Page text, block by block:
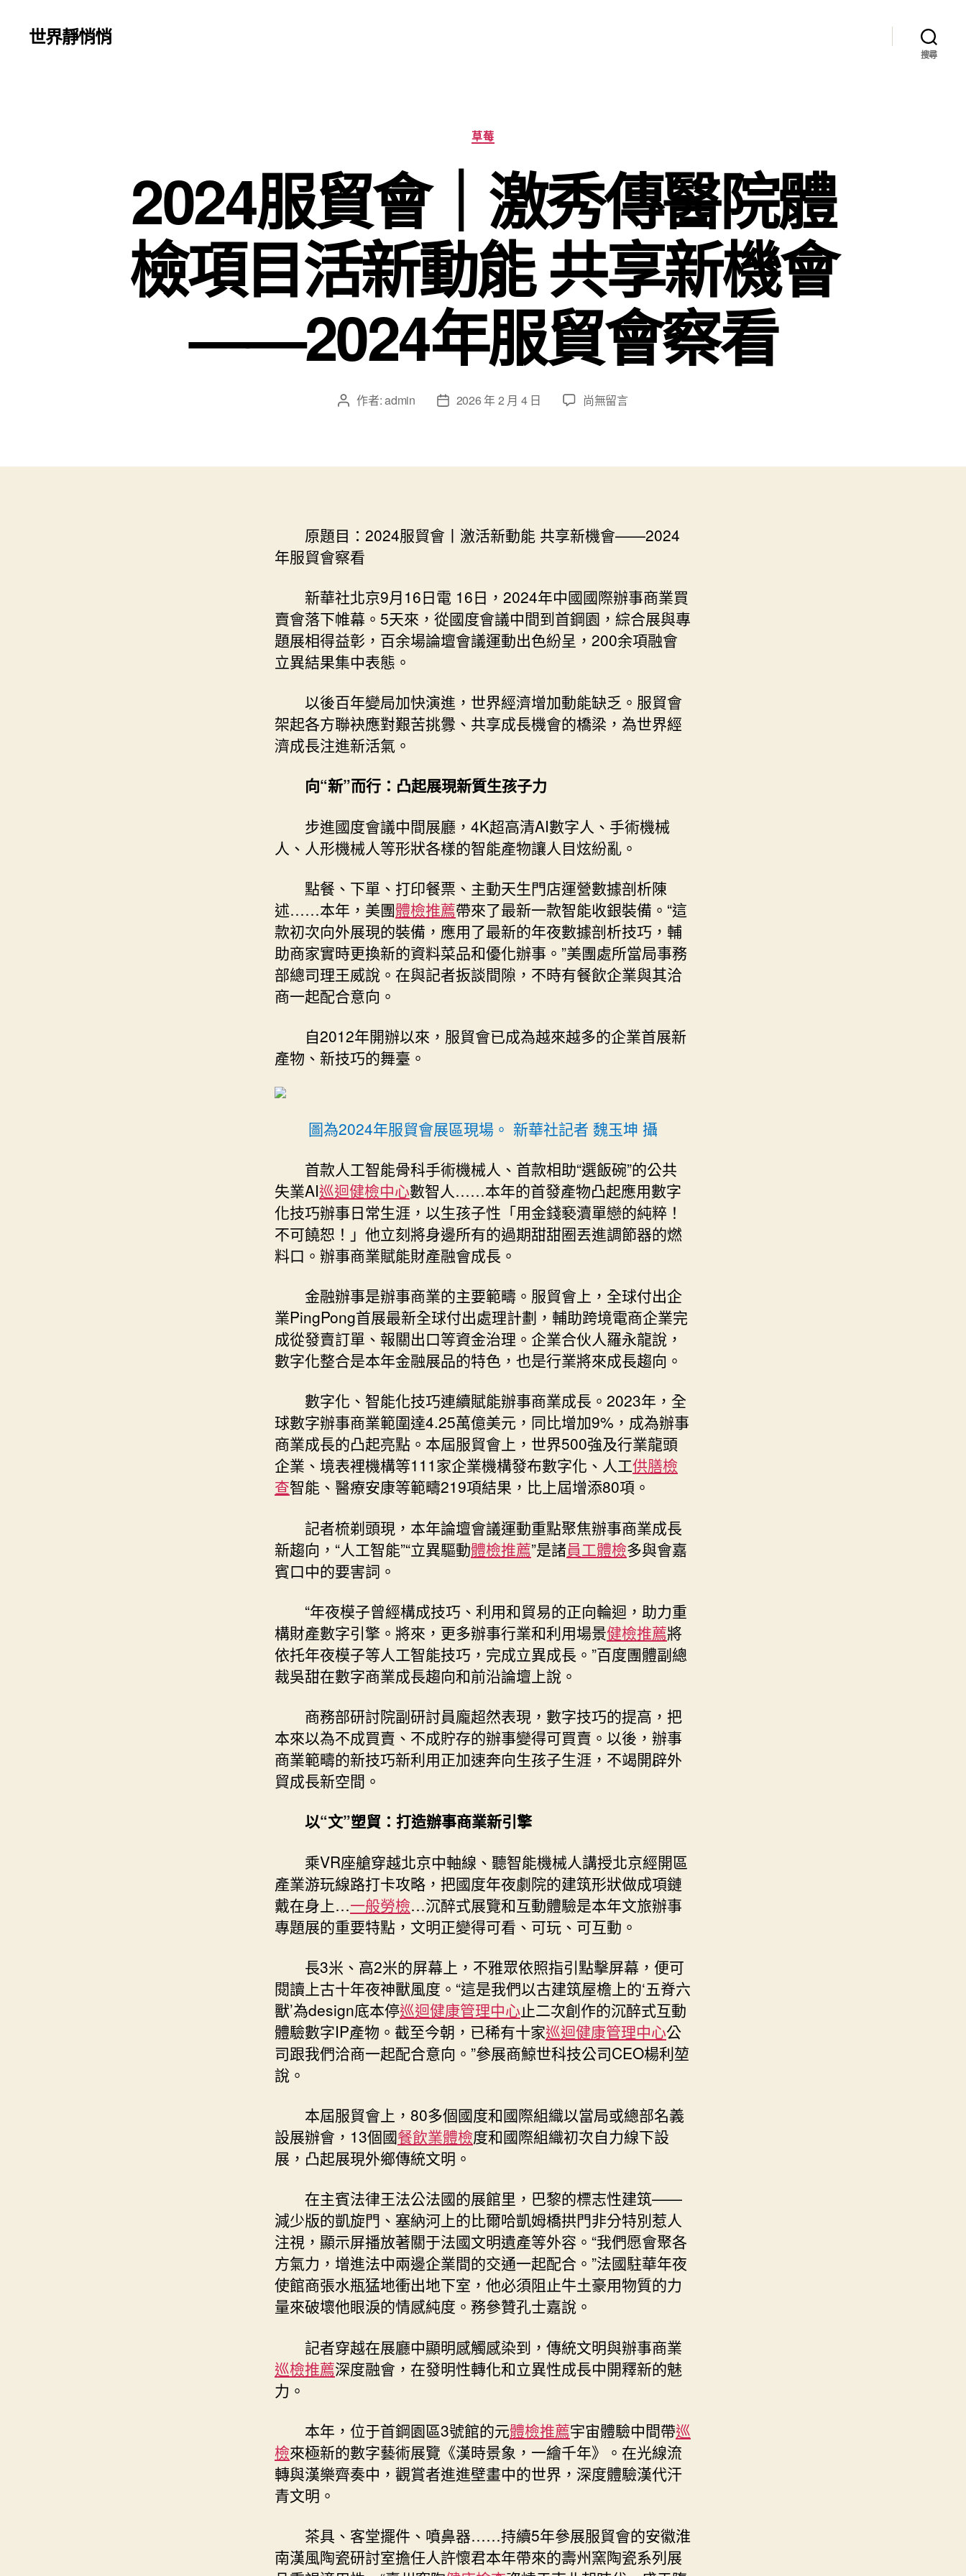
世界靜悄悄
搜尋
分
類
草莓
2024服貿會｜激秀傳醫院體
檢項目活新動能 共享新機會
——2024年服貿會察看
文 作者:admin
文
日
2026 年 2 月 4 日
在
會
傳
體
檢
項
目
動
能
共
2024
年
貿
會
察
看〉
中
尚無留言
原題目：2024服貿會丨激活新動能 共享新機會——2024
年服貿會察看
新華社北京9月16日電 16日，2024年中國國際辦事商業買
賣會落下帷幕。5天來，從國度會議中間到首鋼園，綜合展與專
題展相得益彰，百余場論壇會議運動出色紛呈，200余項融會
立異結果集中表態。
以後百年變局加快演進，世界經濟增加動能缺乏。服貿會
架起各方聯袂應對艱苦挑釁、共享成長機會的橋梁，為世界經
濟成長注進新活氣。
向“新”而行：凸起展現新質生孩子力
步進國度會議中間展廳，4K超高清AI數字人、手術機械
人、人形機械人等形狀各樣的智能產物讓人目炫紛亂。
點餐、下單、打印餐票、主動天生門店運營數據剖析陳
述……本年，美團體檢推薦帶來了最新一款智能收銀裝備。“這
款初次向外展現的裝備，應用了最新的年夜數據剖析技巧，輔
助商家實時更換新的資料菜品和優化辦事。”美團處所當局事務
部總司理王威說。在與記者扳談間隙，不時有餐飲企業與其洽
商一起配合意向。
自2012年開辦以來，服貿會已成為越來越多的企業首展新
產物、新技巧的舞臺。
圖為2024年服貿會展區現場。 新華社記者 魏玉坤 攝
首款人工智能骨科手術機械人、首款相助“選飯碗”的公共
失業AI巡迴健檢中心數智人……本年的首發產物凸起應用數字
化技巧辦事日常生涯，以生孩子性「用金錢褻瀆單戀的純粹！
不可饒恕！」他立刻將身邊所有的過期甜甜圈丟進調節器的燃
料口。辦事商業賦能財產融會成長。
金融辦事是辦事商業的主要範疇。服貿會上，全球付出企
業PingPong首展最新全球付出處理計劃，輔助跨境電商企業完
成從發賣訂單、報關出口等資金治理。企業合伙人羅永龍說，
數字化整合是本年金融展品的特色，也是行業將來成長趨向。
數字化、智能化技巧連續賦能辦事商業成長。2023年，全
球數字辦事商業範圍達4.25萬億美元，同比增加9%，成為辦事
商業成長的凸起亮點。本屆服貿會上，世界500強及行業龍頭
企業、境表裡機構等111家企業機構發布數字化、人工供膳檢
查智能、醫療安康等範疇219項結果，比上屆增添80項。
記者梳剃頭現，本年論壇會議運動重點聚焦辦事商業成長
新趨向，“人工智能”“立異驅動體檢推薦”是諸員工體檢多與會嘉
賓口中的要害詞。
“年夜模子曾經構成技巧、利用和貿易的正向輪迴，助力重
構財產數字引擎。將來，更多辦事行業和利用場景健檢推薦將
依托年夜模子等人工智能技巧，完成立異成長。”百度團體副總
裁吳甜在數字商業成長趨向和前沿論壇上說。
商務部研討院副研討員龐超然表現，數字技巧的提高，把
本來以為不成買賣、不成貯存的辦事變得可買賣。以後，辦事
商業範疇的新技巧新利用正加速奔向生孩子生涯，不竭開辟外
貿成長新空間。
以“文”塑貿：打造辦事商業新引擎
乘VR座艙穿越北京中軸線、聽智能機械人講授北京經開區
產業游玩線路打卡攻略，把國度年夜劇院的建筑形狀做成項鏈
戴在身上…一般勞檢…沉醉式展覽和互動體驗是本年文旅辦事
專題展的重要特點，文明正變得可看、可玩、可互動。
長3米、高2米的屏幕上，不雅眾依照指引點擊屏幕，便可
閱讀上古十年夜神獸風度。“這是我們以古建筑屋檐上的‘五脊六
獸’為design底本停巡迴健康管理中心止二次創作的沉醉式互動
體驗數字IP產物。截至今朝，已稀有十家巡迴健康管理中心公
司跟我們洽商一起配合意向。”參展商鯨世科技公司CEO楊利堃
說。
本屆服貿會上，80多個國度和國際組織以當局或總部名義
設展辦會，13個國餐飲業體檢度和國際組織初次自力線下設
展，凸起展現外鄉傳統文明。
在主賓法律王法公法國的展館里，巴黎的標志性建筑——
減少版的凱旋門、塞納河上的比爾哈凱姆橋拱門非分特別惹人
注視，顯示屏播放著關于法國文明遺產等外容。“我們愿會聚各
方氣力，增進法中兩邊企業間的交通一起配合。”法國駐華年夜
使館商張水瓶猛地衝出地下室，他必須阻止牛土豪用物質的力
量來破壞他眼淚的情感純度。務參贊孔士嘉說。
記者穿越在展廳中顯明感觸感染到，傳統文明與辦事商業
巡檢推薦深度融會，在發明性轉化和立異性成長中開釋新的魅
力。
本年，位于首鋼園區3號館的元體檢推薦宇宙體驗中間帶巡
檢來極新的數字藝術展覽《漢時景象，一繪千年》。在光線流
轉與漢樂齊奏中，觀賞者進進壁畫中的世界，深度體驗漢代汗
青文明。
茶具、客堂擺件、噴鼻器……持續5年參展服貿會的安徽淮
南漢風陶瓷研討室擔任人許懷君本年帶來的壽州窯陶瓷系列展